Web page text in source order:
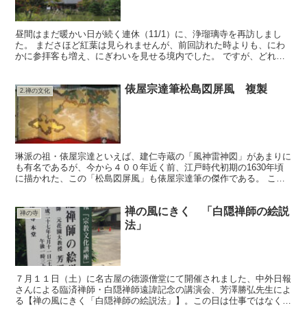
昼間はまだ暖かい日が続く連休（11/1）に、浄瑠璃寺を再訪しまし
た。 まださほど紅葉は見られませんが、前回訪れた時よりも、にわ
かに参拝客も増え、にぎわいを見せる境内でした。 ですが、どれだ
2.禅の文化 俵屋宗達筆松島図屏風 複製
琳派の祖・俵屋宗達といえば、建仁寺蔵の「風神雷神図」があまりに
も有名であるが、今から４００年近く前、江戸時代初期の1630年頃
に描かれた、この「松島図屏風」も俵屋宗達筆の傑作である。 この
禅の寺
禅の風にきく 「白隠禅師の絵説
法」
７月１１日（土）に名古屋の徳源僧堂にて開催されました、中外日報
さんによる臨済禅師・白隠禅師遠諱記念の講演会、芳澤勝弘先生によ
る【禅の風にきく「白隠禅師の絵説法」】。この日は仕事ではなく、